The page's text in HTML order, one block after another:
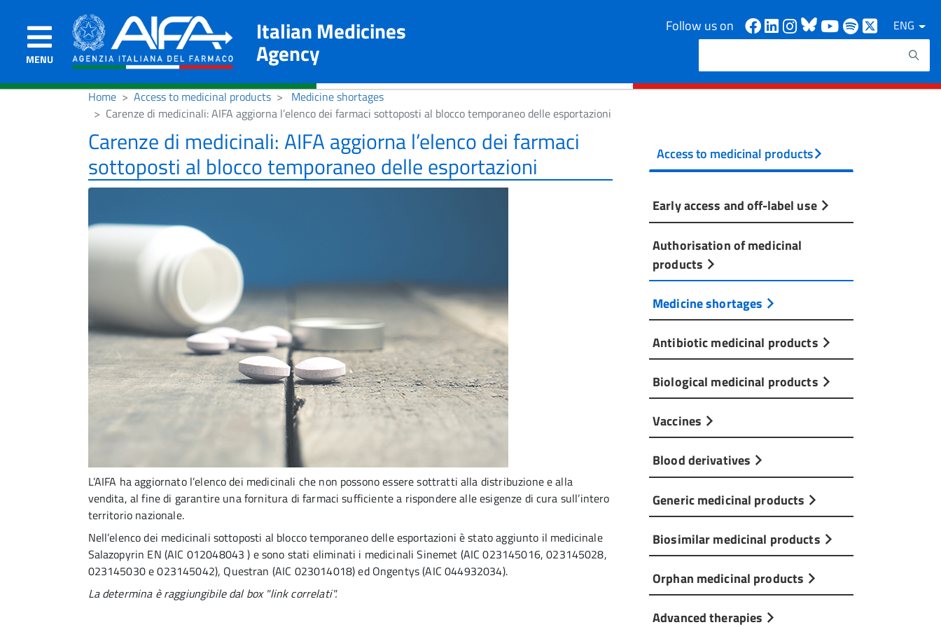
MENU
Italian Medicines
Agency
Follow us on Facebook
Linkedin
Instagram
Bluesky
Youtube
Spotify
ENGSearch
Home Access to medicinal products
Medicine shortages
Carenze di medicinali: AIFA aggiorna l’elenco dei farmaci sottoposti al blocco temporaneo delle esportazioni
Carenze di medicinali: AIFA aggiorna l’elenco dei farmaci
sottoposti al blocco temporaneo delle esportazioni
L’AIFA ha aggiornato l’elenco dei medicinali che non possono essere sottratti alla distribuzione e alla
vendita, al fine di garantire una fornitura di farmaci sufficiente a rispondere alle esigenze di cura sull’intero
territorio nazionale.
Nell’elenco dei medicinali sottoposti al blocco temporaneo delle esportazioni è stato aggiunto il medicinale
Salazopyrin EN (AIC 012048043 ) e sono stati eliminati i medicinali Sinemet (AIC 023145016, 023145028,
023145030 e 023145042), Questran (AIC 023014018) ed Ongentys (AIC 044932034).
La determina è raggiungibile dal box "link correlati".
Access to medicinal products
Early access and off-label use
Authorisation of medicinal
products
Medicine shortages
Antibiotic medicinal products
Biological medicinal products
Vaccines
Blood derivatives
Generic medicinal products
Biosimilar medicinal products
Orphan medicinal products
Advanced therapies